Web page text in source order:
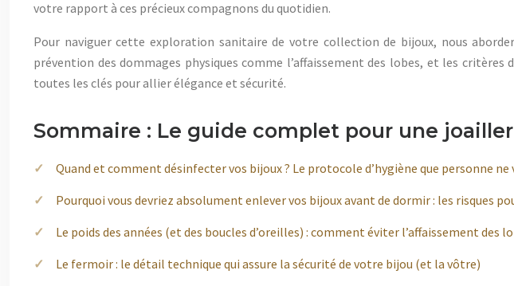
votre rapport à ces précieux compagnons du quotidien.
Pour naviguer cette exploration sanitaire de votre collection de bijoux, nous
prévention des dommages physiques comme l’affaissement des lobes, et les
toutes les clés pour allier élégance et sécurité.
Sommaire : Le guide complet pour une
Quand et comment désinfecter vos bijoux ? Le protocole d’hygiène que personne ne
Pourquoi vous devriez absolument enlever vos bijoux avant de dormir : les risques
Le poids des années (et des boucles d’oreilles) : comment éviter l’affaissement des
Le fermoir : le détail technique qui assure la sécurité de votre bijou (et la vôtre)